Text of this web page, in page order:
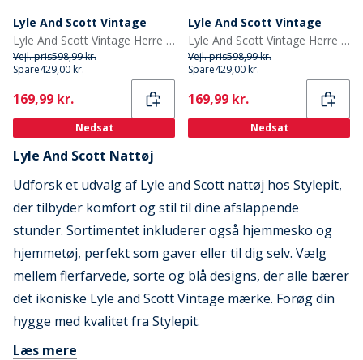
Lyle And Scott Vintage
Lyle And Scott Vintage Herre Montague Mocassin-Tøfler Sort/Grå Tjek
Vejl. pris598,99 kr.
Spare429,00 kr.
Current
169,99 kr.
Nedsat
Lyle And Scott Vintage
Lyle And Scott Vintage Herre Montague Mocassinsko Slippers Mørkebrun/Hønseøje
Vejl. pris598,99 kr.
Spare429,00 kr.
Current
169,99 kr.
Nedsat
Lyle And Scott Nattøj
Udforsk et udvalg af Lyle and Scott nattøj hos Stylepit,
der tilbyder komfort og stil til dine afslappende
stunder. Sortimentet inkluderer også hjemmesko og
hjemmetøj, perfekt som gaver eller til dig selv. Vælg
mellem flerfarvede, sorte og blå designs, der alle bærer
det ikoniske Lyle and Scott Vintage mærke. Forøg din
hygge med kvalitet fra Stylepit.
Læs mere